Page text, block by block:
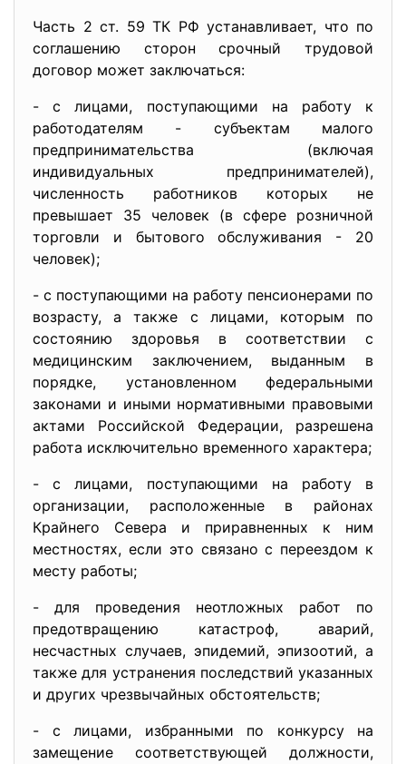
Часть 2 ст. 59 ТК РФ устанавливает, что по
соглашению сторон срочный трудовой
договор может заключаться:
- с лицами, поступающими на работу к
работодателям - субъектам малого
предпринимательства (включая
индивидуальных предпринимателей),
численность работников которых не
превышает 35 человек (в сфере розничной
торговли и бытового обслуживания - 20
человек);
- с поступающими на работу пенсионерами по
возрасту, а также с лицами, которым по
состоянию здоровья в соответствии с
медицинским заключением, выданным в
порядке, установленном федеральными
законами и иными нормативными правовыми
актами Российской Федерации, разрешена
работа исключительно временного характера;
- с лицами, поступающими на работу в
организации, расположенные в районах
Крайнего Севера и приравненных к ним
местностях, если это связано с переездом к
месту работы;
- для проведения неотложных работ по
предотвращению катастроф, аварий,
несчастных случаев, эпидемий, эпизоотий, а
также для устранения последствий указанных
и других чрезвычайных обстоятельств;
- с лицами, избранными по конкурсу на
замещение соответствующей должности,